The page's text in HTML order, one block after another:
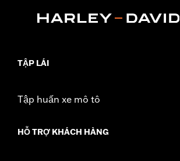
In the Box: All necessary mounting hardware
TẬP LÁI
Tập huấn xe mô tô
HỖ TRỢ KHÁCH HÀNG